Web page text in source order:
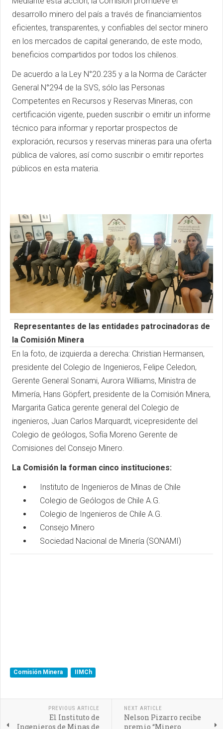
desarrollo minero del país a través de financiamientos
eficientes, transparentes, y confiables del sector minero
en los mercados de capital generando, de este modo,
beneficios compartidos por todos los chilenos.
De acuerdo a la Ley N°20.235 y a la Norma de Carácter
General N°294 de la SVS, sólo las Personas
Competentes en Recursos y Reservas Mineras, con
certificación vigente, pueden suscribir o emitir un informe
técnico para informar y reportar prospectos de
exploración, recursos y reservas mineras para una oferta
pública de valores, así como suscribir o emitir reportes
públicos en esta materia.
Representantes de las entidades patrocinadoras de
la Comisión Minera
En la foto, de izquierda a derecha: Christian Hermansen,
presidente del Colegio de Ingenieros, Felipe Celedon,
Gerente General Sonami, Aurora Williams, Ministra de
Mimería, Hans Göpfert, presidente de la Comisión Minera,
Margarita Gatica gerente general del Colegio de
ingenieros, Juan Carlos Marquardt, vicepresidente del
Colegio de geólogos, Sofía Moreno Gerente de
Comisiones del Consejo Minero.
La Comisión la forman cinco instituciones:
Instituto de Ingenieros de Minas de Chile
Colegio de Geólogos de Chile A.G.
Colegio de Ingenieros de Chile A.G.
Consejo Minero
Sociedad Nacional de Minería (SONAMI)
Comisión Minera IIMCh
PREVIOUS ARTICLE
El Instituto de
Ingenieros de Minas de
NEXT ARTICLE
Nelson Pizarro recibe
premio “Minero